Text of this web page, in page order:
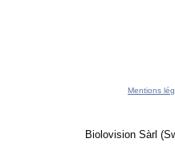
Mentions
Biolovision Sàrl